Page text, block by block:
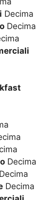
Decima
Decima
Decima
Decima
Decima